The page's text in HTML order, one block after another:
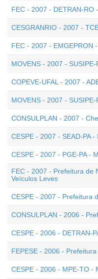
FEC - 2007 - DETRAN-RO
CESGRANRIO - 2007 -
FEC - 2007 - EMGEPRON
MOVENS - 2007 -
COPEVE-UFAL - 2007 -
MOVENS - 2007 -
CONSULPLAN - 2007 -
CESPE - 2007 - SEAD-PA -
CESPE - 2007 - PGE-PA -
FEC - 2007 - Prefeitura de
Veículos Leves
CESPE - 2007 - Prefeitura
CONSULPLAN - 2006 -
CESPE - 2006 - DETRAN-
FEPESE - 2006 -
CESPE - 2006 - MPE-TO -